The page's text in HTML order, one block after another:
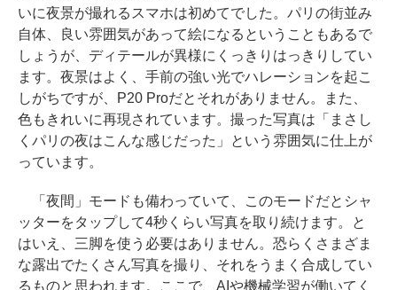
いに夜景が撮れるスマホは初めてでした。パリの街並み
自体、良い雰囲気があって絵になるということもあるで
しょうが、ディテールが異様にくっきりはっきりしてい
ます。夜景はよく、手前の強い光でハレーションを起こ
しがちですが、P20 Proだとそれがありません。また、
色もきれいに再現されています。撮った写真は「まさし
くパリの夜はこんな感じだった」という雰囲気に仕上が
っています。
「夜間」モードも備わっていて、このモードだとシャ
ッターをタップして4秒くらい写真を取り続けます。と
はいえ、三脚を使う必要はありません。恐らくさまざま
な露出でたくさん写真を撮り、それをうまく合成してい
るものと思われます。ここで、AIや機械学習が働いてく